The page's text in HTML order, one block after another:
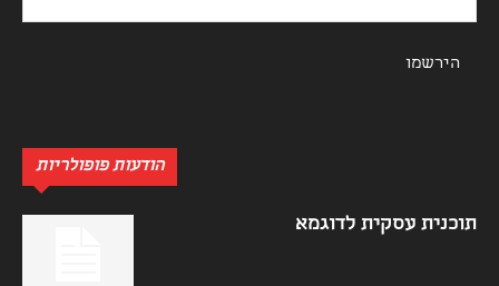
הודעות פופולריות
תוכנית עסקית לדוגמא